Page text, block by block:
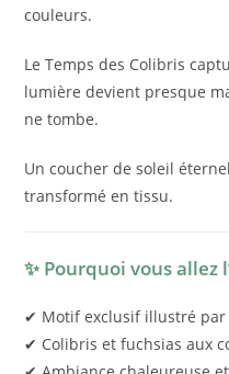
couleurs.
Le Temps des Colibris
lumière devient presque
ne tombe.
Un coucher de soleil
transformé en tissu.
✨ Pourquoi vous allez
✔ Motif exclusif illustré par
✔ Colibris et fuchsias aux